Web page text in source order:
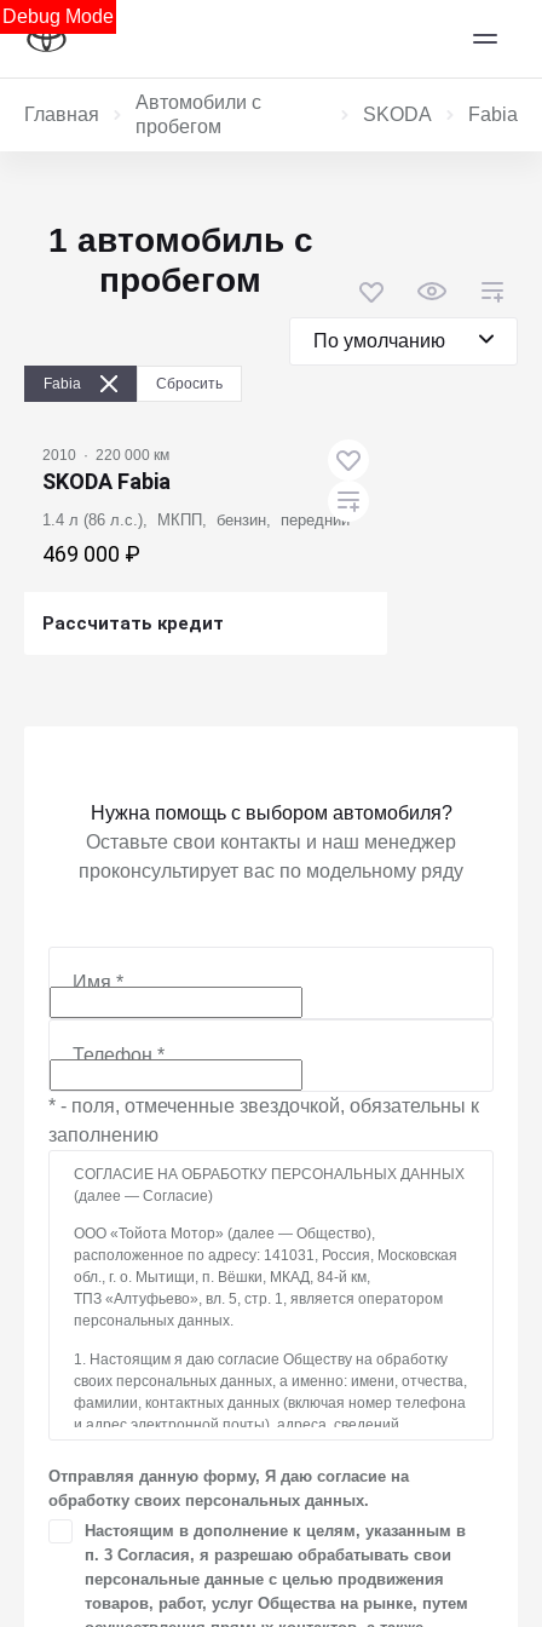
Debug Mode
Главная
Автомобили с
пробегом
SKODA Fabia
1 автомобиль с
пробегом
Fabia Сбросить
По умолчанию
2010 · 220 000 км
SKODA Fabia
1.4 л (86 л.с.), МКПП, бензин, передний
469 000 ₽
Рассчитать кредит
Нужна помощь с выбором автомобиля?
Оставьте свои контакты и наш менеджер
проконсультирует вас по модельному ряду
Имя*
Телефон*
* - поля, отмеченные звездочкой, обязательны к
заполнению
СОГЛАСИЕ НА ОБРАБОТКУ ПЕРСОНАЛЬНЫХ ДАННЫХ
(далее — Согласие)
ООО «Тойота Мотор» (далее — Общество),
расположенное по адресу: 141031, Россия, Московская
обл., г. о. Мытищи, п. Вёшки, МКАД, 84-й км,
ТПЗ «Алтуфьево», вл. 5, стр. 1, является оператором
персональных данных.
1. Настоящим я даю согласие Обществу на обработку
своих персональных данных, а именно: имени, отчества,
фамилии, контактных данных (включая номер телефона
и адрес электронной почты), адреса, сведений
к автомобилю(-ям) и товарам/услугам, IP-адреса, сведений
об устройстве, операционной системы устройства
и модели мобильного телефона посетителя сайта,
уникального идентификатора посетителя сайта,
предпочтительного времени и способа для контакта,
истории контактов.
2. Под обработкой персональных данных понимаются
Отправляя данную форму, Я даю согласие на
обработку своих персональных данных.
Настоящим в дополнение к целям, указанным в
п. 3 Согласия, я разрешаю обрабатывать свои
персональные данные с целью продвижения
товаров, работ, услуг Общества на рынке, путем